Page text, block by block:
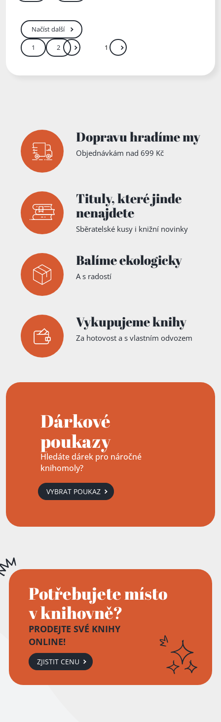
Načíst další
1 2
Další Přejít
Dopravu hradíme my
Objednávkám nad 699 Kč
Tituly,které jinde
nenajdete
Sběratelské kusy i knižní novinky
Balíme ekologicky
A s radostí
Vykupujeme knihy
Za hotovost a s vlastním odvozem
Dárkové
poukazy
Hledáte dárek pro náročné
knihomoly?
VYBRAT POUKAZ
Potřebujete místo
v knihovně?
PRODEJTE SVÉ KNIHY
ONLINE!
ZJISTIT CENU